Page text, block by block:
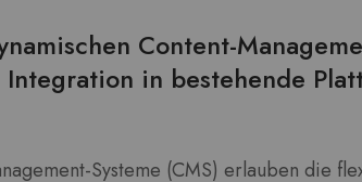
Content-
Integration in bestehende
Systeme (CMS) erlauben die